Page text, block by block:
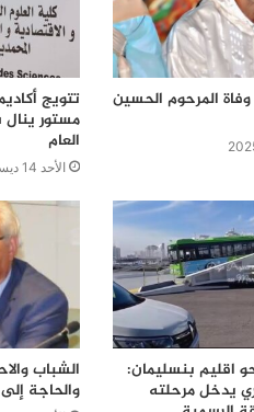
المرحوم الحسين
تتويج
مستور ينال
العام
الأحد 14 ديسمبر 2025
اقليم بنسليمان:
يدخل مرحلته
الشباب
والحاجة